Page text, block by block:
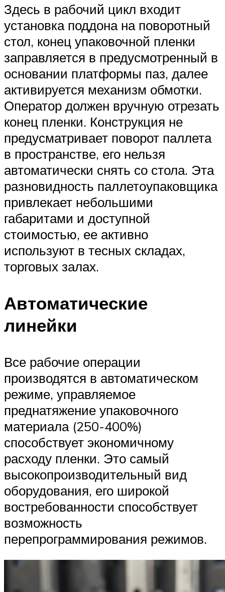
Здесь в рабочий цикл входит
установка поддона на поворотный
стол, конец упаковочной пленки
заправляется в предусмотренный в
основании платформы паз, далее
активируется механизм обмотки.
Оператор должен вручную отрезать
конец пленки. Конструкция не
предусматривает поворот паллета
в пространстве, его нельзя
автоматически снять со стола. Эта
разновидность паллетоупаковщика
привлекает небольшими
габаритами и доступной
стоимостью, ее активно
используют в тесных складах,
торговых залах.
Автоматические
линейки
Все рабочие операции
производятся в автоматическом
режиме, управляемое
преднатяжение упаковочного
материала (250-400%)
способствует экономичному
расходу пленки. Это самый
высокопроизводительный вид
оборудования, его широкой
востребованности способствует
возможность
перепрограммирования режимов.